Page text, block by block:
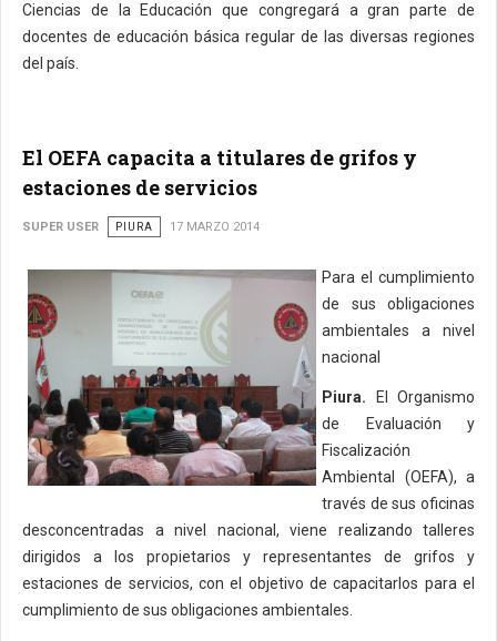
Ciencias de la Educación que congregará a gran parte de
docentes de educación básica regular de las diversas regiones
del país.
El OEFA capacita a titulares de grifos y
estaciones de servicios
SUPER USER PIURA 17 MARZO 2014
Para el cumplimiento
de sus obligaciones
ambientales a nivel
nacional
Piura. El Organismo
de Evaluación y
Fiscalización
Ambiental (OEFA), a
través de sus oficinas
desconcentradas a nivel nacional, viene realizando talleres
dirigidos a los propietarios y representantes de grifos y
estaciones de servicios, con el objetivo de capacitarlos para el
cumplimiento de sus obligaciones ambientales.